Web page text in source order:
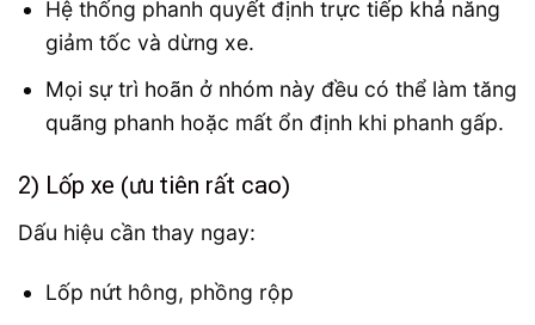
Hệ thống phanh quyết định trực tiếp khả năng
giảm tốc và dừng xe.
Mọi sự trì hoãn ở nhóm này đều có thể làm tăng
quãng phanh hoặc mất ổn định khi phanh gấp.
2) Lốp xe (ưu tiên rất cao)
Dấu hiệu cần thay ngay:
Lốp nứt hông, phồng rộp